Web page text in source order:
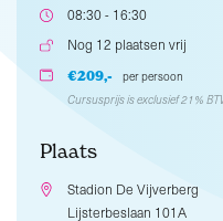
08:30 - 16:30
Nog 12 plaatsen vrij
€209,-
per persoon
Cursusprijs is exclusief 21%
Plaats
Stadion De Vijverberg
Lijsterbeslaan 101A